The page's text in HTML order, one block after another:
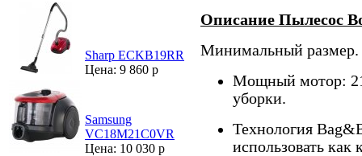
Sharp ECKB19RR
Цена: 9 860 р
Samsung
VC18M21C0VR
Цена: 10 030 р
Описание Пылесос
Минимальный
Мощный мотор:
уборки.
Технология
использовать как